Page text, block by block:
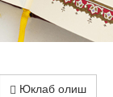
Юклаб олиш